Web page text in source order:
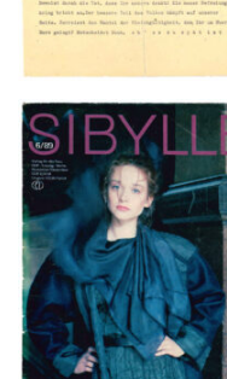
SIBYLLE 6/89